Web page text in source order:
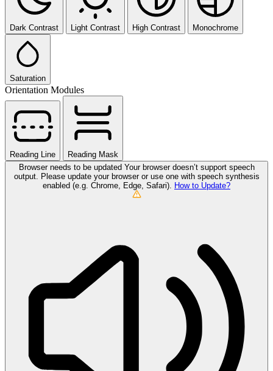
Dark Contrast Light Contrast High Contrast Monochrome
Saturation
Orientation Modules
Reading Line
Reading Mask
Browser needs to be updated Your browser doesn’t support speech
output. Please update your browser or use one with speech synthesis
enabled (e.g. Chrome, Edge, Safari). How to Update?